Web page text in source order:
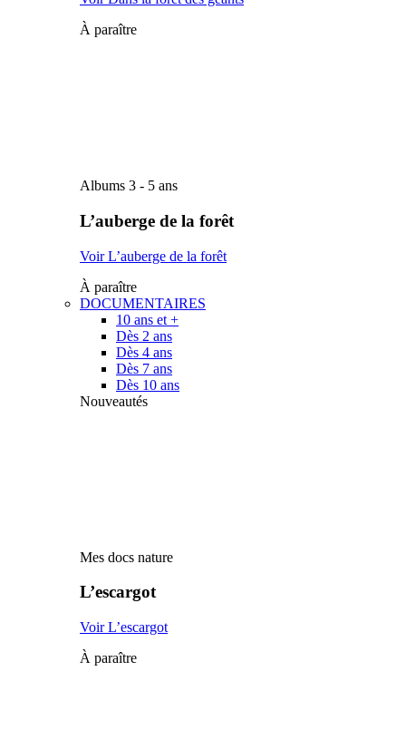
À paraître
Albums 3 - 5 ans
L’auberge de la forêt
Voir L’auberge de la forêt
À paraître
DOCUMENTAIRES
10 ans et +
Dès 2 ans
Dès 4 ans
Dès 7 ans
Dès 10 ans
Nouveautés
Mes docs nature
L’escargot
Voir L’escargot
À paraître